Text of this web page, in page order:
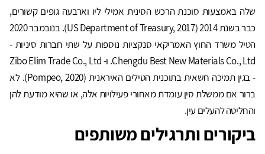
שלה באמצעות סוכנת הרכש הסינית אמילי ליו וארבעה גופים קשורים,
כבר בשנת 2014 (US Department of Treasury, 2017). בנובמבר 2020
הטיל משרד החוץ האמריקאי סנקציות נוספות על שתי חברות סיניות -
Chengdu Best New Materials Co., Ltd. ו- Zibo Elim Trade Co., Ltd
- בגין תמיכה חשאית בתוכנית הטילים האיראנית (Pompeo, 2020). לא
ברור אם ממשלת סין עומדת מאחורי פעילויות אלה, או שהיא מודעת להן
והחליטה להעלים עין.
ביקורים ותרגילים משותפים